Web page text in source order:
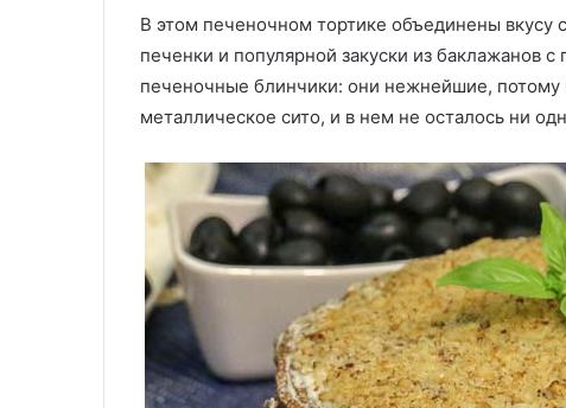
В этом печеночном тортике объединены вкусу
печенки и популярной закуски из баклажанов
печеночные блинчики: они нежнейшие, потому
металлическое сито, и в нем не осталось ни